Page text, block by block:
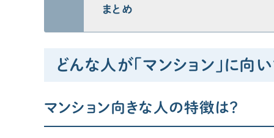
まとめ
どんな人が「マンション」に向
マンション向きな人の特徴は？